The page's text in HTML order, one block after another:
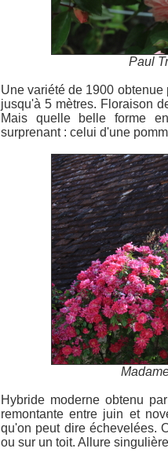
Paul
Une variété de 1900
jusqu'à 5 mètres. Floraison
Mais quelle belle forme
surprenant : celui d'une
Hybride moderne obtenu
remontante entre juin et
qu'on peut dire échevelées.
ou sur un toit. Allure